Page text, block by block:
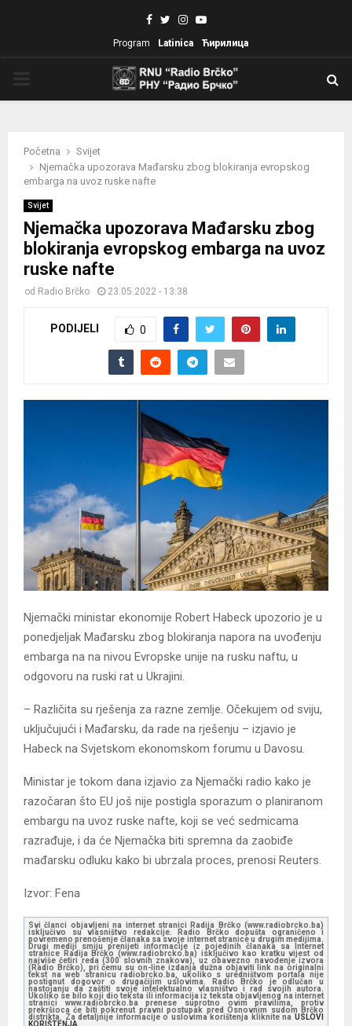
Facebook
TwitterInstagram
Youtube
Program Latinica Ћирилица
Početna
Svijet
Njemačka upozorava Mađarsku zbog blokiranja evropskog
embarga na uvoz ruske nafte
Svijet
Njemačka upozorava Mađarsku zbog
blokiranja evropskog embarga na uvoz
ruske nafte
od Radio Brčko 23.05.2022 - 13:38
PODIJELI 0
Njemački ministar ekonomije Robert Habeck upozorio je u
ponedjeljak Mađarsku zbog blokiranja napora na uvođenju
embarga na na nivou Evropske unije na rusku naftu, u
odgovoru na ruski rat u Ukrajini.
– Različita su rješenja za razne zemlje. Očekujem od sviju,
uključujući i Mađarsku, da rade na rješenju – izjavio je
Habeck na Svjetskom ekonomskom forumu u Davosu.
Ministar je tokom dana izjavio za Njemački radio kako je
razočaran što EU još nije postigla sporazum o planiranom
embargu na uvoz ruske nafte, koji se već sedmicama
razrađuje, i da će Njemačka biti spremna da zaobiđe
mađarsku odluku kako bi ubrzala proces, prenosi Reuters.
Izvor: Fena
Svi članci objavljeni na internet stranici Radija Brčko (www.radiobrcko.ba)
isključivo su vlasništvo redakcije. Radio Brčko dopušta ograničeno i
povremeno prenošenje članaka sa svoje internet stranice u drugim medijima.
Drugi mediji smiju prenijeti informacije iz pojedinih članaka sa Internet
stranice Radija Brčko (www.radiobrcko.ba) isključivo kao kratku vijest od
najviše četiri reda (300 slovnih znakova), uz obavezno navođenje izvora
(Radio Brčko), pri čemu su on-line izdanja dužna objaviti link na originalni
tekst na web stranicu radiobrcko.ba, ukoliko s uredništvom portala nije
postignut dogovor o drugačijim uslovima. Radio Brčko je odlučan u
nastojanju da zaštiti svoje intelektualno vlasništvo i rad svojih autora.
Ukoliko se bilo koji dio teksta ili informacija iz teksta objavljenog na internet
stranici www.radiobrcko.ba prenese suprotno ovim pravilima, protiv
prekršioca će biti pokrenut pravni postupak pred Osnovnim sudom Brčko
distrikta. Za detaljnije informacije o uslovima korištenja kliknite na USLOVI
KORIŠTENJA.